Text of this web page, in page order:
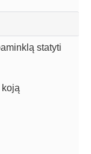
statyti